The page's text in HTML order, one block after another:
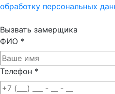
обработку персональных
Вызвать замерщика
ФИО *
Телефон *